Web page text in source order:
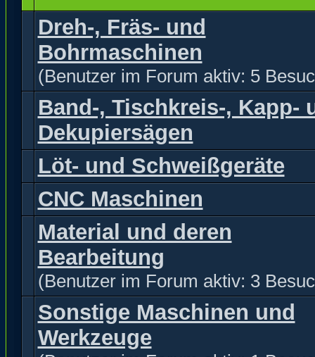
Dreh-, Fräs- und
Bohrmaschinen
(Benutzer im Forum aktiv: 5
Band-, Tischkreis-, Kapp-
Dekupiersägen
Löt- und Schweißgeräte
CNC Maschinen
Material und deren
Bearbeitung
(Benutzer im Forum aktiv: 3
Sonstige Maschinen und
Werkzeuge